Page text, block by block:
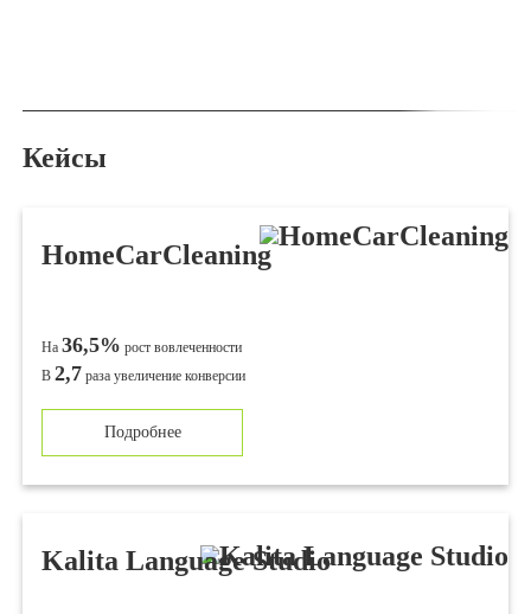
Кейсы
HomeCarCleaning
На36,5% рост вовлеченности
В2,7 раза уве­ли­че­ние конверсии
Подробнее
Kalita Language Studio